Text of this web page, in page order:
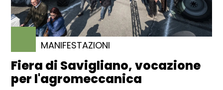
MANIFESTAZIONI
Fiera di Savigliano, vocazione
per l'agromeccanica